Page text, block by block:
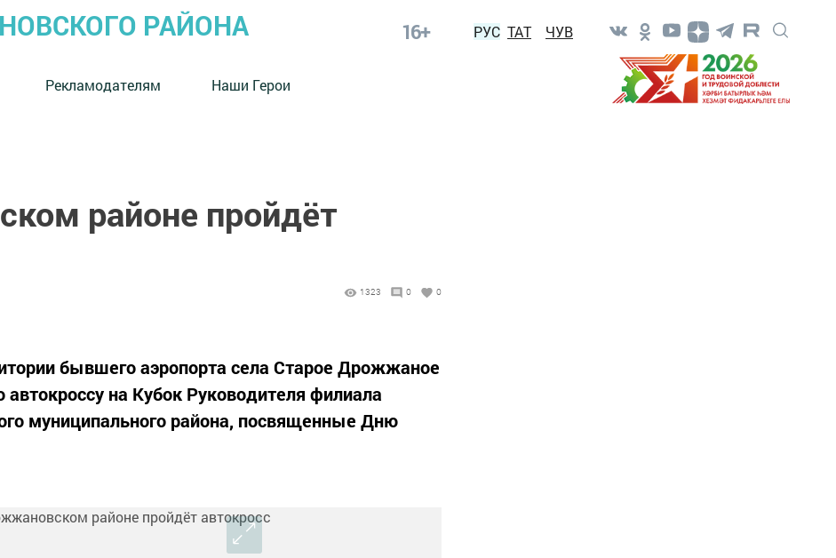
РАЙОНА 16+ РУС ТАТ ЧУВ
Рекламодателям Наши Герои
районе пройдёт
1323 0 0
бывшего аэропорта села Старое Дрожжаное
автокроссу на Кубок Руководителя филиала
муниципального района, посвященные Дню